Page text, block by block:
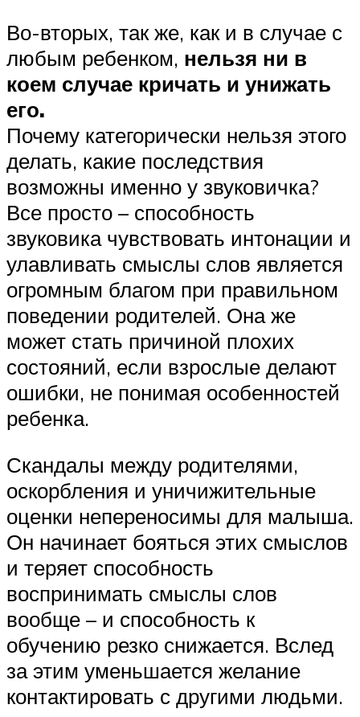
Во-вторых, так же, как и в случае с
любым ребенком, нельзя ни в
коем случае кричать и унижать
его.
Почему категорически нельзя этого
делать, какие последствия
возможны именно у звуковичка?
Все просто – способность
звуковика чувствовать интонации и
улавливать смыслы слов является
огромным благом при правильном
поведении родителей. Она же
может стать причиной плохих
состояний, если взрослые делают
ошибки, не понимая особенностей
ребенка.
Скандалы между родителями,
оскорбления и уничижительные
оценки непереносимы для малыша.
Он начинает бояться этих смыслов
и теряет способность
воспринимать смыслы слов
вообще – и способность к
обучению резко снижается. Вслед
за этим уменьшается желание
контактировать с другими людьми.